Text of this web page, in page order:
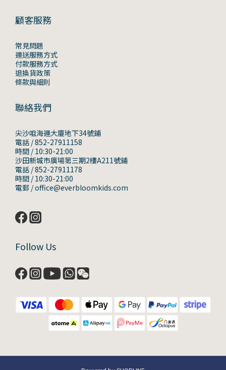
顧客服務
常見問題
運送服務方式
付款服務方式
退換貨政策
條款與細則
聯絡我們
尖沙咀海運大廈地下34號鋪
電話 / 852-27911158
時間 / 10:30-21:00
沙田新城市廣場第三期2樓A211號鋪
電話 / 852-27911178
時間 / 10:30-21:00
電郵 / office@everbloomkids.com
Follow Us